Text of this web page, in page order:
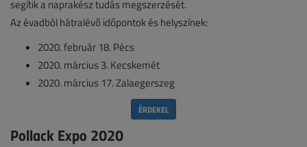
segítik a naprakész tudás megszerzését.
Az évadból hátralévő időpontok és helyszínek:
2020. február 18. Pécs
2020. március 3. Kecskemét
2020. március 17. Zalaegerszeg
ÉRDEKEL
Pollack Expo 2020